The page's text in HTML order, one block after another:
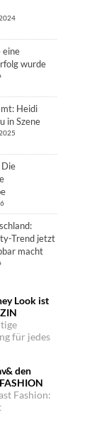
eine
wurde
Heidi
in Szene
Trend jetzt
macht
Look ist
für jedes
den
Fashion: